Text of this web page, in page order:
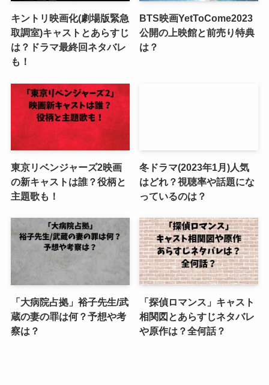
キントリ映画化(劇場版緊急
取調室)キャストとあらすじ
は？ドラマ最終回ネタバレ
も！
BTS映画YetToCome2023
公開の上映館と前売り特典
は？
東京リベンジャーズ2映画
の新キャストは誰？役柄と
主題歌も！
冬ドラマ(2023年1月)人気
はどれ？視聴率や話題にな
っているのは？
「大病院占拠」裕子先生/武
蔵の妻の罪は何？予想や考
察は？
「探偵ロマンス」キャスト
相関図とあらすじネタバレ
や原作は？全何話？